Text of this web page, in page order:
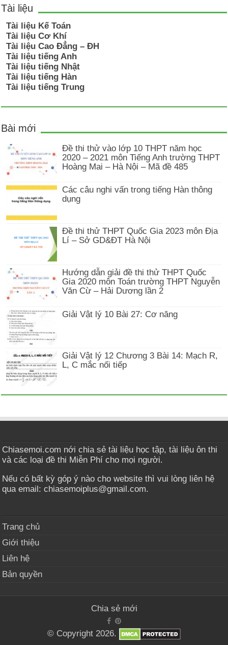
Tài liệu
Tài liệu Kế Toán
Tài liệu Cơ Khí
Tài liệu Cao Đẳng – ĐH
Tài liệu tiếng Anh
Tài liệu tiếng Nhật
Tài liệu tiếng Hàn
Tài liệu tiếng Trung
Bài mới
Đề thi thử vào lớp 10 THPT năm học
2020 – 2021 môn Tiếng Anh trường THPT
Hoàng Mai – Hà Nội – Mã đề 485
Các câu nghi vấn trong tiếng Hàn thông
dụng
Đề thi thử THPT Quốc Gia 2023 môn Địa
Lí – Sở GD&ĐT Hà Nội
Hướng dẫn giải đề thi thử THPT Quốc
Gia 2020 môn Toán trường THPT Nguyễn
Văn Cừ – Hải Dương lần 2
Giải Vật lý 10 Bài 27: Cơ năng
Giải Vật lý 12 Chương 3 Bài 14: Mạch R,
L, C mắc nối tiếp
Chiasemoi.com nới chia sẻ tài liệu học tập, tài liệu ôn thi
và các loại đề thi Miễn Phí cho mọi người.
Nếu có bất kỳ góp ý nào cho website thì vui lòng liên hệ
qua email: chiasemoiplus@gmail.com.
Trang chủ
Giới thiệu
Liên hệ
Bản quyền
Chia sẻ mới
© Copyright 2026.